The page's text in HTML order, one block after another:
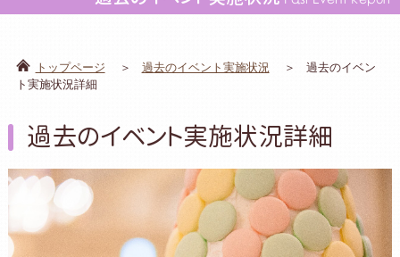
トップページ 過去のイベント実施状況
過去のイベン
ト実施状況詳細
過去のイベント実施状況詳細